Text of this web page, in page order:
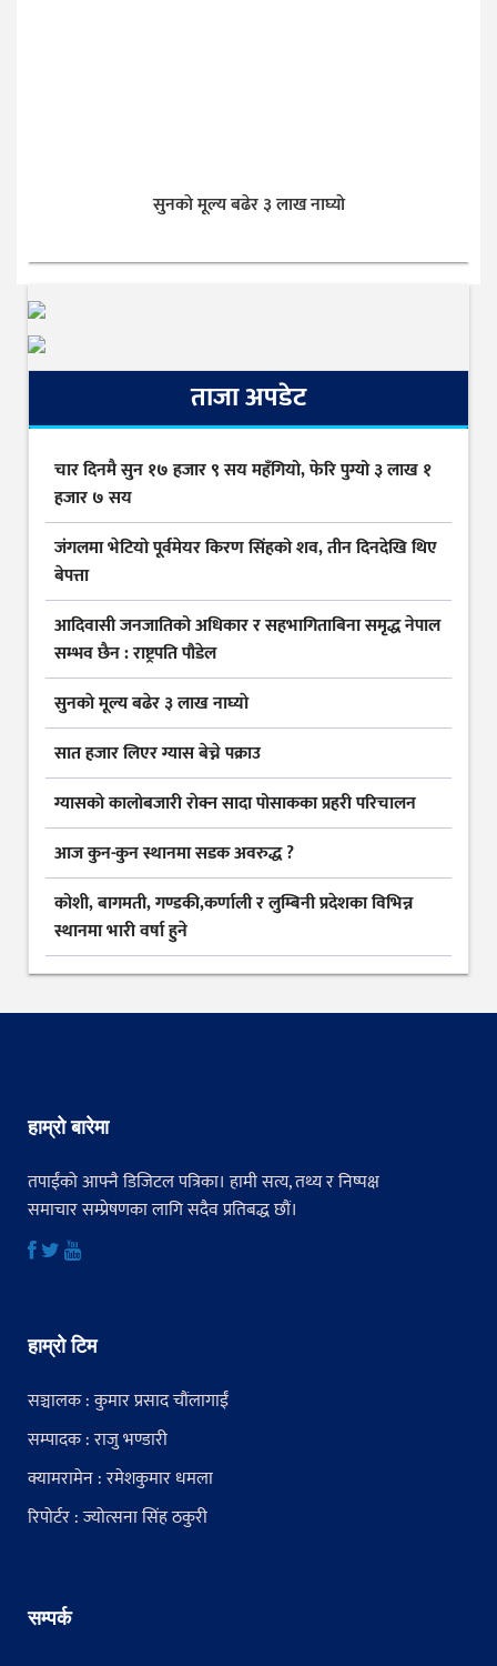
सुनकाे मूल्य बढेर ३ लाख नाघ्याे
ताजा अपडेट
चार दिनमै सुन १७ हजार ९ सय महँगियो, फेरि पुग्यो ३ लाख १
हजार ७ सय
जंगलमा भेटियो पूर्वमेयर किरण सिंहको शव, तीन दिनदेखि थिए
बेपत्ता
आदिवासी जनजातिको अधिकार र सहभागिताबिना समृद्ध नेपाल
सम्भव छैन : राष्ट्रपति पौडेल
सुनकाे मूल्य बढेर ३ लाख नाघ्याे
सात हजार लिएर ग्यास बेच्ने पक्राउ
ग्यासकाे कालोबजारी राेक्न सादा पोसाकका प्रहरी परिचालन
आज कुन-कुन स्थानमा सडक अवरुद्ध ?
कोशी, बागमती, गण्डकी,कर्णाली र लुम्बिनी प्रदेशका विभिन्न
स्थानमा भारी वर्षा हुने
हाम्रो बारेमा
तपाईंको आफ्नै डिजिटल पत्रिका। हामी सत्य, तथ्य र निष्पक्ष
समाचार सम्प्रेषणका लागि सदैव प्रतिबद्ध छौं।
हाम्रो टिम
सञ्चालक : कुमार प्रसाद चौंलागाईं
सम्पादक : राजु भण्डारी
क्यामरामेन : रमेशकुमार धमला
रिपोर्टर : ज्योत्सना सिंह ठकुरी
सम्पर्क